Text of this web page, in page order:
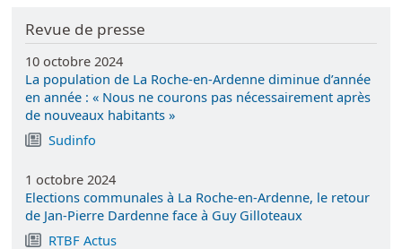
Revue de presse
10 octobre 2024
La population de La Roche-en-Ardenne diminue d’année
en année : « Nous ne courons pas nécessairement après
de nouveaux habitants »
Sudinfo
1 octobre 2024
Elections communales à La Roche-en-Ardenne, le retour
de Jan-Pierre Dardenne face à Guy Gilloteaux
RTBF Actus